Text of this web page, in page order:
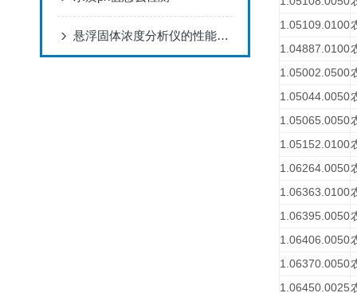
悬浮固体浓度分析仪的性能特点和使用方法介绍
1.05109.0100
1.04887.0100
1.05002.0500
1.05044.0050
1.05065.0050
1.05152.0100
1.06264.0050
1.06363.0100
1.06395.0050
1.06406.0050
1.06370.0050
1.06450.0025